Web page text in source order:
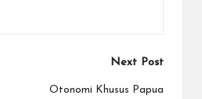
Next Post
Otonomi Khusus Papua